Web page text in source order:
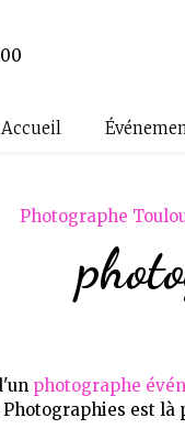
Accueil
Photographe
photographe
est